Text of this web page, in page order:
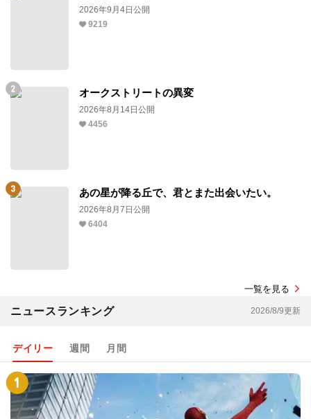
2026年9月4日公開
9219
オークストリートの異変
2026年8月14日公開
4456
あの星が降る丘で、君とまた出会いたい。
2026年8月7日公開
6404
一覧を見る
ニュースランキング 2026/8/9更新
デイリー 週間 月間